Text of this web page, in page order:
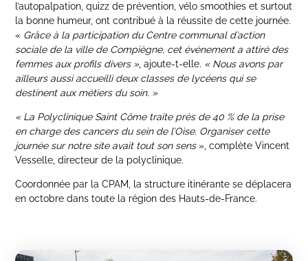
l’autopalpation, quizz de prévention, vélo smoothies et surtout
la bonne humeur, ont contribué à la réussite de cette journée.
« Grâce à la participation du Centre communal d’action
sociale de la ville de Compiègne, cet événement a attiré des
femmes aux profils divers », ajoute-t-elle. « Nous avons par
ailleurs aussi accueilli deux classes de lycéens qui se
destinent aux métiers du soin. »
« La Polyclinique Saint Côme traite près de 40 % de la prise
en charge des cancers du sein de l’Oise. Organiser cette
journée sur notre site avait tout son sens», complète Vincent
Vesselle, directeur de la polyclinique.
Coordonnée par la CPAM, la structure itinérante se déplacera
en octobre dans toute la région des Hauts-de-France.